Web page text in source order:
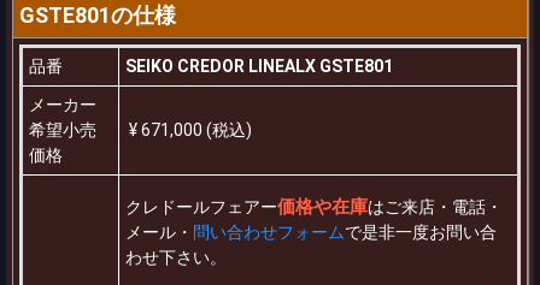
GSTE801の仕様
品番
SEIKO CREDOR LINEALX GSTE801
メーカー
希望小売
価格
¥ 671,000 (税込)
クレドールフェアー価格や在庫はご来店・電話・
メール・ 問い合わせフォームで是非一度お問い合
わせ下さい。